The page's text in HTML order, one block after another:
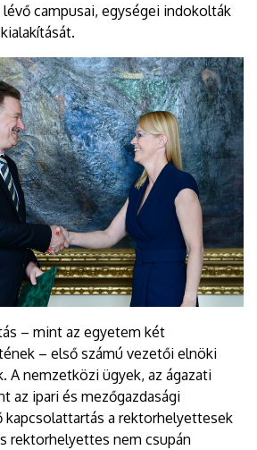
campusai, egységei indokolták
– mint az egyetem két
– első számú vezetői elnöki
A nemzetközi ügyek, az ágazati
az ipari és mezőgazdasági
a rektorhelyettesek
rektorhelyettes nem csupán